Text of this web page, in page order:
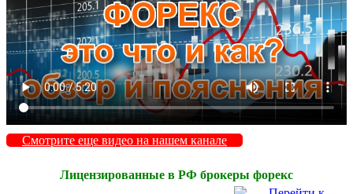
Смотрите еще видео на нашем канале
Лицензированные в РФ брокеры форекс